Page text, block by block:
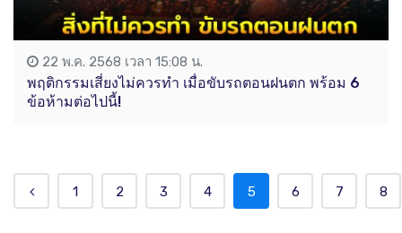
22 พ.ค. 2568 เวลา 15:08 น.
พฤติกรรมเสี่ยงไม่ควรทำ เมื่อขับรถตอนฝนตก พร้อม 6
ข้อห้ามต่อไปนี้!
1 2 3 4 5 6 7 8